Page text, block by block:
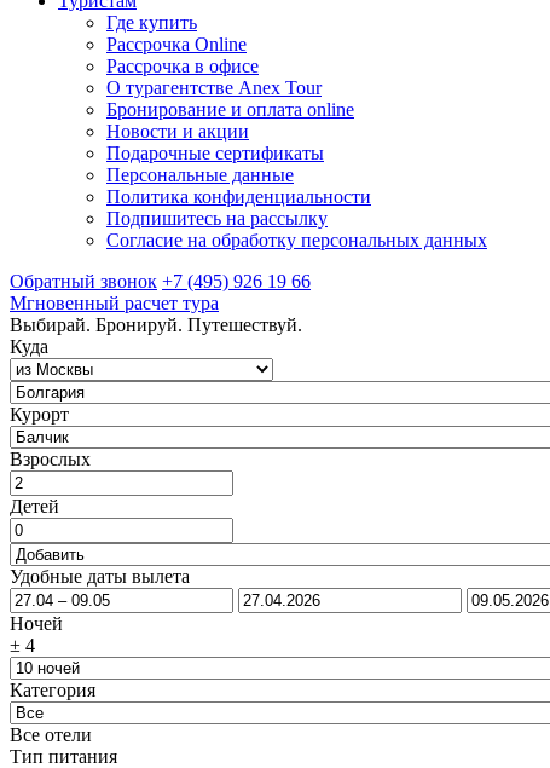
Где купить
Рассрочка Online
Рассрочка в офисе
О турагентстве Anex Tour
Бронирование и оплата online
Новости и акции
Подарочные сертификаты
Персональные данные
Политика конфиденциальности
Подпишитесь на рассылку
Согласие на обработку персональных данных
Обратный звонок +7 (495) 926 19 66
Мгновенный расчет тура
Выбирай. Бронируй. Путешествуй.
Куда
Курорт
Взрослых
Детей
Удобные даты вылета
Ночей
± 4
Категория
Все отели
Тип питания